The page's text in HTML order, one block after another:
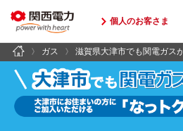
個人のお客さま
検索キーワード入力
ガス 滋賀県大津市でも関電ガス